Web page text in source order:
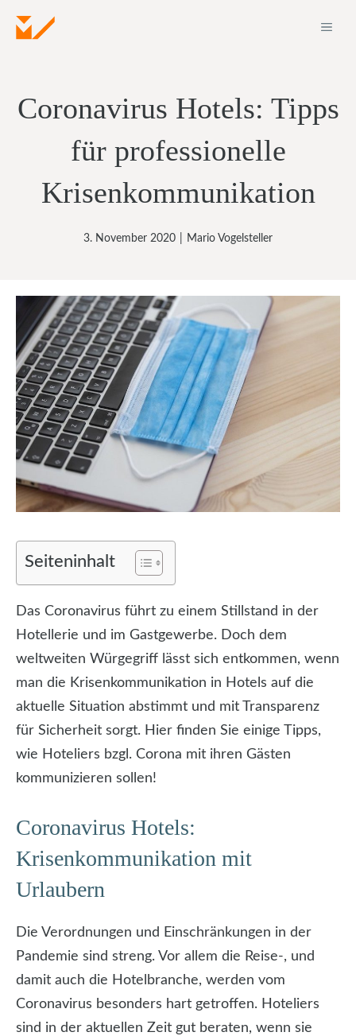
Inhalt
Coronavirus Hotels: Tipps
für professionelle
Krisenkommunikation
3. November 2020 Mario Vogelsteller
Seiteninhalt
Das Coronavirus führt zu einem Stillstand in der
Hotellerie und im Gastgewerbe. Doch dem
weltweiten Würgegriff lässt sich entkommen, wenn
man die Krisenkommunikation in Hotels auf die
aktuelle Situation abstimmt und mit Transparenz
für Sicherheit sorgt. Hier finden Sie einige Tipps,
wie Hoteliers bzgl. Corona mit ihren Gästen
kommunizieren sollen!
Coronavirus Hotels:
Krisenkommunikation mit
Urlaubern
Die Verordnungen und Einschränkungen in der
Pandemie sind streng. Vor allem die Reise-, und
damit auch die Hotelbranche, werden vom
Coronavirus besonders hart getroffen. Hoteliers
sind in der aktuellen Zeit gut beraten, wenn sie